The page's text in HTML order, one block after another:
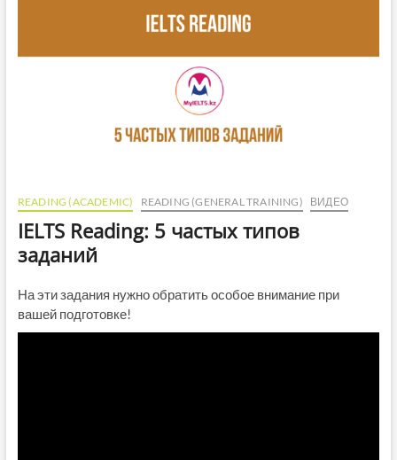
READING (ACADEMIC) READING (GENERAL TRAINING) ВИДЕО
IELTS Reading: 5 частых типов
заданий
На эти задания нужно обратить особое внимание при
вашей подготовке!